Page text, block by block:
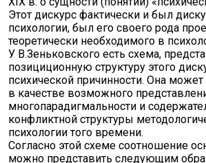
Этот дискурс фактически и был
психологии, был его своего рода
теоретически необходимого в
У В.Зеньковского есть схема,
позициционную структуру этого
психической причинности. Она может
в качестве возможного
многопарадигмальности и
конфликтной структуры
психологии того времени.
Согласно этой схеме соотношение
можно представить следующим